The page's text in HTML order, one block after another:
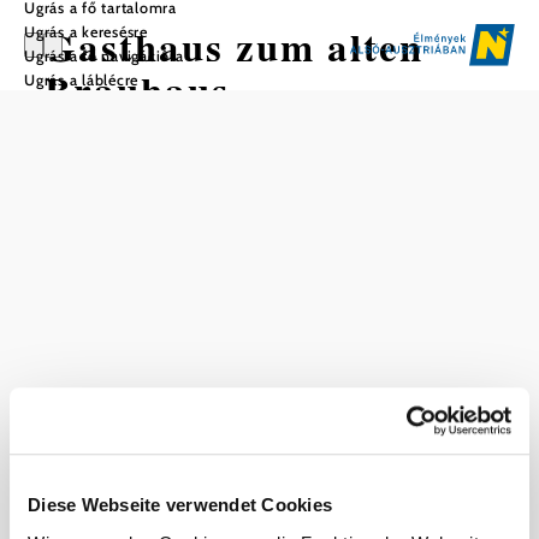
Diese Webseite verwendet Cookies
Ugrás a fő tartalomra
Ugrás a keresésre
Ugrás a fő navigációra
Ugrás a láblécre
Gasthaus zum alten
Brauhaus
1,5 km/h
20 ° – 32 °Holnap, 10.08.2026